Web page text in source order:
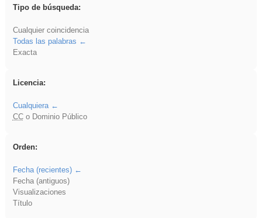
Tipo de búsqueda:
Cualquier coincidencia
Todas las palabras
Exacta
Licencia:
Cualquiera
CCo Dominio Público
Orden:
Fecha (recientes)
Fecha (antiguos)
Visualizaciones
Título